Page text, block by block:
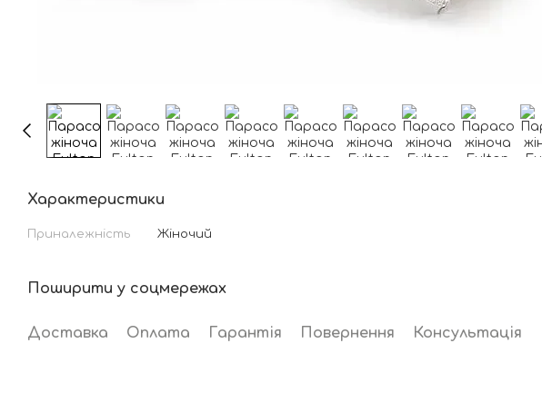
Характеристики
Приналежність Жіночий
Поширити у соцмережах
Доставка Оплата Гарантія Повернення Консультація